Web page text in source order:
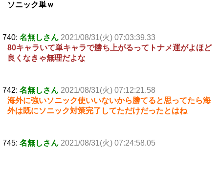
ソニック単ｗ
740: 名無しさん 2021/08/31(火) 07:03:39.33
80キャラいて単キャラで勝ち上がるってトナメ運がよほど
良くなきゃ無理だよな
742: 名無しさん 2021/08/31(火) 07:12:21.58
海外に強いソニック使いいないから勝てると思ってたら海
外は既にソニック対策完了してただけだったとはね
745: 名無しさん 2021/08/31(火) 07:24:58.05